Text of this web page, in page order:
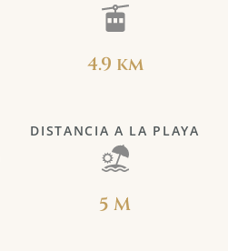
4.9 km
DISTANCIA A LA PLAYA
5 M